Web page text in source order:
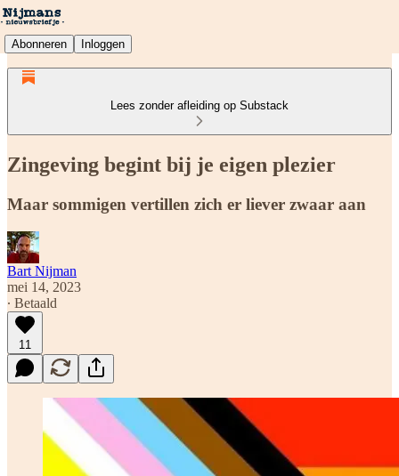
Abonneren Inloggen
Lees zonder afleiding op Substack
Zingeving begint bij je eigen plezier
Maar sommigen vertillen zich er liever zwaar aan
Bart Nijman
mei 14, 2023
∙ Betaald
11